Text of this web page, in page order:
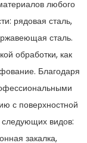
любого
рядовая сталь,
сталь.
обработки, как
Благодаря
с поверхностной
следующих видов:
закалка,